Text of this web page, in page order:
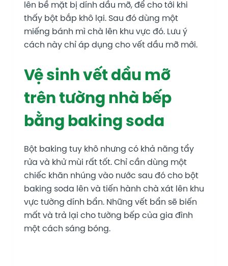
lên bề mặt bị dính dầu mỡ, để cho tới khi
thấy bột bắp khô lại. Sau đó dùng một
miếng bánh mì chà lên khu vực đó. Lưu ý
cách này chỉ áp dụng cho vết dầu mỡ mới.
Vệ sinh vết dầu mỡ
trên tường nhà bếp
bằng baking‌ ‌soda‌
Bột baking tuy khô nhưng có khả năng tẩy
rửa và khử mùi rất tốt. Chỉ cần dùng một
chiếc khăn nhúng vào nước sau đó cho bột
baking soda lên và tiến hành chà xát lên khu
vực tường dính bẩn. Những vết bẩn sẽ biến
mất và trả lại cho tường bếp của gia đình
một cách sáng bóng.